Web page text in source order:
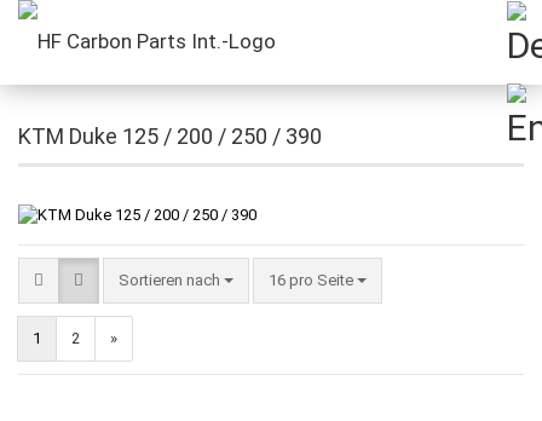
KTM Duke 125 / 200 / 250 / 390
Sortieren nach 16 pro Seite
1 2 »